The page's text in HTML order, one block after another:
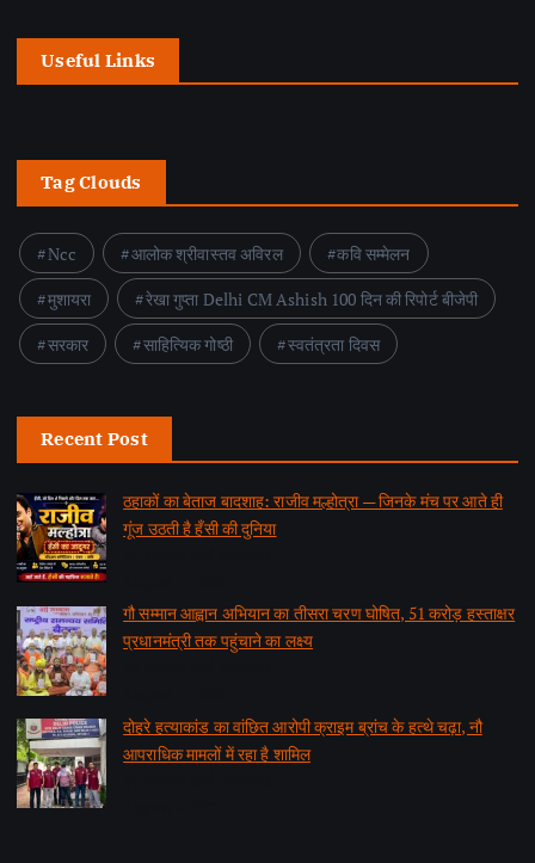
Useful Links
Tag Clouds
Ncc आलोक श्रीवास्तव अविरल
कवि सम्मेलन
मुशायरा
रेखा गुप्ता Delhi CM Ashish 100 दिन की रिपोर्ट बीजेपी
सरकार
साहित्यिक गोष्ठी स्वतंत्रता दिवस
Recent Post
ठहाकों का बेताज बादशाह: राजीव मल्होत्रा — जिनके मंच पर आते ही
गूंज उठती है हँसी की दुनिया
गौ सम्मान आह्वान अभियान का तीसरा चरण घोषित, 51 करोड़ हस्ताक्षर
प्रधानमंत्री तक पहुंचाने का लक्ष्य
दोहरे हत्याकांड का वांछित आरोपी क्राइम ब्रांच के हत्थे चढ़ा, नौ
आपराधिक मामलों में रहा है शामिल